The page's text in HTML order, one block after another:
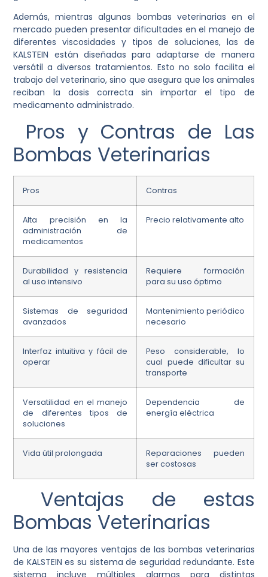
Además, mientras algunas bombas veterinarias en el
mercado pueden presentar dificultades en el manejo de
diferentes viscosidades y tipos de soluciones, las de
KALSTEIN están diseñadas para adaptarse de manera
versátil a diversos tratamientos. Esto no solo facilita el
trabajo del veterinario, sino que asegura que los animales
reciban la dosis correcta sin importar el tipo de
medicamento administrado.
Pros y Contras de Las
Bombas Veterinarias
Pros Contras
Alta precisión en la
administración de
medicamentos
Precio relativamente alto
Durabilidad y resistencia
al uso intensivo
Requiere formación
para su uso óptimo
Sistemas de seguridad
avanzados
Mantenimiento periódico
necesario
Interfaz intuitiva y fácil de
operar
Peso considerable, lo
cual puede dificultar su
transporte
Versatilidad en el manejo
de diferentes tipos de
soluciones
Dependencia de
energía eléctrica
Vida útil prolongada
Reparaciones pueden
ser costosas
Ventajas de estas
Bombas Veterinarias
Una de las mayores ventajas de las bombas veterinarias
de KALSTEIN es su sistema de seguridad redundante. Este
sistema incluye múltiples alarmas para distintas